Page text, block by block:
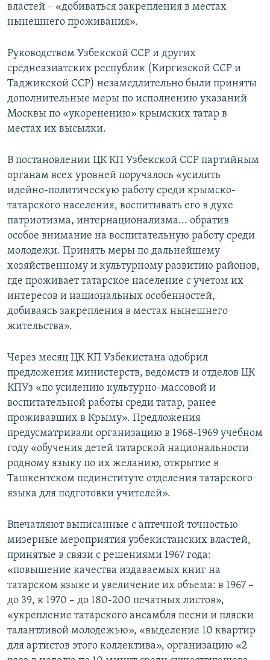
властей – «добиваться закрепления в местах
нынешнего проживания».
Руководством Узбекской ССР и других
среднеазиатских республик (Киргизской ССР и
Таджикской ССР) незамедлительно были приняты
дополнительные меры по исполнению указаний
Москвы по «укоренению» крымских татар в
местах их высылки.
В постановлении ЦК КП Узбекской ССР партийным
органам всех уровней поручалось «усилить
идейно-политическую работу среди крымско-
татарского населения, воспитывать его в духе
патриотизма, интернационализма... обратив
особое внимание на воспитательную работу среди
молодежи. Принять меры по дальнейшему
хозяйственному и культурному развитию районов,
где проживает татарское население с учетом их
интересов и национальных особенностей,
добиваясь закрепления в местах нынешнего
жительства».
Через месяц ЦК КП Узбекистана одобрил
предложения министерств, ведомств и отделов ЦК
КПУз «по усилению культурно-массовой и
воспитательной работы среди татар, ранее
проживавших в Крыму». Предложения
предусматривали организацию в 1968-1969 учебном
году «обучения детей татарской национальности
родному языку по их желанию, открытие в
Ташкентском пединституте отделения татарского
языка для подготовки учителей».
Впечатляют выписанные с аптечной точностью
мизерные мероприятия узбекистанских властей,
принятые в связи с решениями 1967 года:
«повышение качества издаваемых книг на
татарском языке и увеличение их объема: в 1967 –
до 39, к 1970 – до 180-200 печатных листов»,
«укрепление татарского ансамбля песни и пляски
талантливой молодежью», «выделение 10 квартир
для артистов этого коллектива», организацию «2